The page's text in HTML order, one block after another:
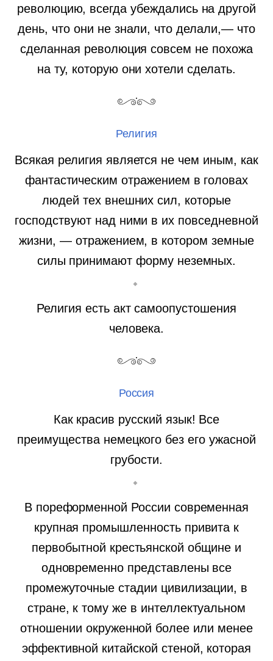
революцию, всегда убеждались на другой
день, что они не знали, что делали,— что
сделанная революция совсем не похожа
на ту, которую они хотели сделать.
Религия
Всякая религия является не чем иным, как
фантастическим отражением в головах
людей тех внешних сил, которые
господствуют над ними в их повседневной
жизни, — отражением, в котором земные
силы принимают форму неземных.
Религия есть акт самоопустошения
человека.
Россия
Как красив русский язык! Все
преимущества немецкого без его ужасной
грубости.
В пореформенной России современная
крупная промышленность привита к
первобытной крестьянской общине и
одновременно представлены все
промежуточные стадии цивилизации, в
стране, к тому же в интеллектуальном
отношении окруженной более или менее
эффективной китайской стеной, которая